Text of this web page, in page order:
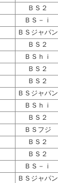
ＢＳ２
ＢＳ－ｉ
ＢＳジャパン
ＢＳ２
ＢＳｈｉ
ＢＳ２
ＢＳ２
ＢＳジャパン
ＢＳｈｉ
ＢＳ２
ＢＳフジ
ＢＳ２
ＢＳ２
ＢＳ－ｉ
ＢＳジャパン